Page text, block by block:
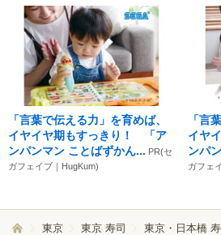
「言葉で伝える力」を育めば、
イヤイヤ期もすっきり！ 「ア
ンパンマン ことばずかん... PR(セ
ガフェイブ｜HugKum)
「言
イヤ
ンパ
ガフェ
東京 東京 寿司 東京・日本橋 寿